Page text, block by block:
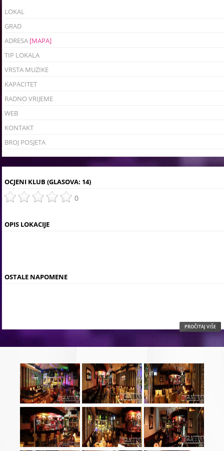
LOKAL
GRAD
ADRESA [MAPA]
TIP LOKALA
VRSTA MUZIKE
KAPACITET
RADNO VRIJEME
WEB
KONTAKT
BROJ POSJETA
OCJENI KLUB (GLASOVA: 14)
0
OPIS LOKACIJE
OSTALE NAPOMENE
PROČITAJ VIŠE